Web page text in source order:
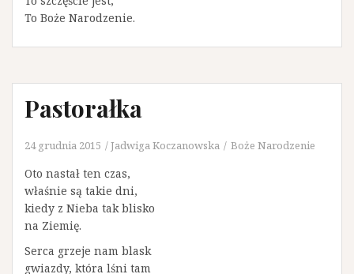
To Boże Narodzenie.
Pastorałka
24 grudnia 2015 Jadwiga Koczanowska Boże Narodzenie
Oto nastał ten czas,
właśnie są takie dni,
kiedy z Nieba tak blisko
na Ziemię.
Serca grzeje nam blask
gwiazdy, która lśni tam